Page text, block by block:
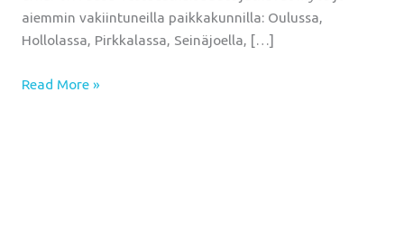
aiemmin vakiintuneilla paikkakunnilla: Oulussa,
Hollolassa, Pirkkalassa, Seinäjoella, […]
Read More »